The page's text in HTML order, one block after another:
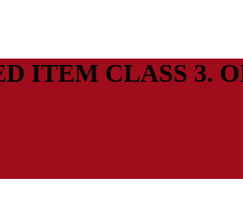
ITEM CLASS 3.